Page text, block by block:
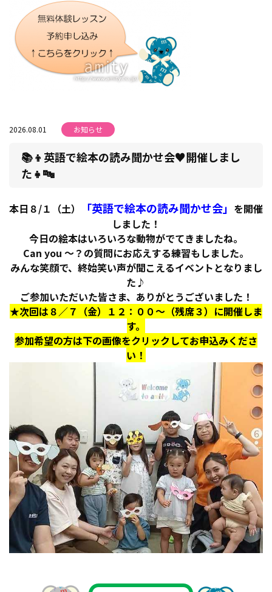
2026.08.01 お知らせ
📚👦英語で絵本の読み聞かせ会♥開催しまし
た👧🔤
本日８/１（土） 「英語で絵本の読み聞かせ会」 を開催
しました！
今日の絵本はいろいろな動物がでてきましたね。
Can you ～？の質問にお応えする練習もしました。
みんな笑顔で、終始笑い声が聞こえるイベントとなりまし
た♪
ご参加いただいた皆さま、ありがとうございました！
★次回は８／７（金）１２：００～（残席３）に開催しま
す。
参加希望の方は下の画像をクリックしてお申込みくださ
い！